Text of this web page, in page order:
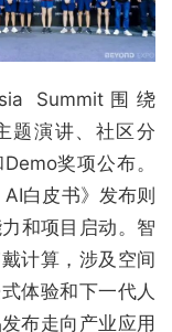
Summit围绕
题演讲、社区分
奖项公布。
白皮书》发布则
和项目启动。智
计算，涉及空间
体验和下一代人
布走向产业应用